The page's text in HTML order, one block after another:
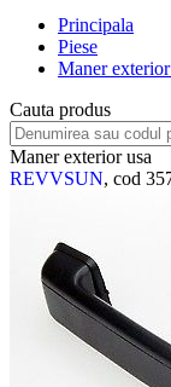
Principala
Piese
Maner exterior
Cauta produs
Maner exterior usa
REVVSUN, cod